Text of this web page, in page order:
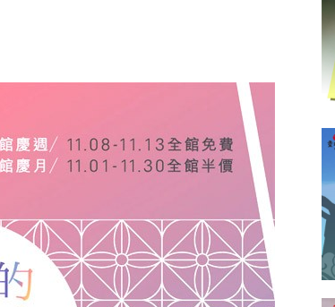
盡的接引。
就是生活禪。